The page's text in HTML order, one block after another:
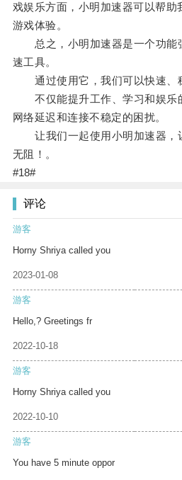
戏娱乐方面，小明加速器可以帮助
游戏体验。
总之，小明加速器是一个功能
速工具。
通过使用它，我们可以快速、
不仅能提升工作、学习和娱乐
网络延迟和连接不稳定的困扰。
让我们一起使用小明加速器，
无阻！。
#18#
评论
游客
Horny Shriya called you
2023-01-08
游客
Hello,? Greetings fr
2022-10-18
游客
Horny Shriya called you
2022-10-10
游客
You have 5 minute oppor